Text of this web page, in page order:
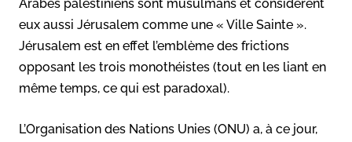
Arabes palestiniens sont musulmans et considèrent
eux aussi Jérusalem comme une « Ville Sainte ».
Jérusalem est en effet l’emblème des frictions
opposant les trois monothéistes (tout en les liant en
même temps, ce qui est paradoxal).
L’Organisation des Nations Unies (ONU) a, à ce jour,